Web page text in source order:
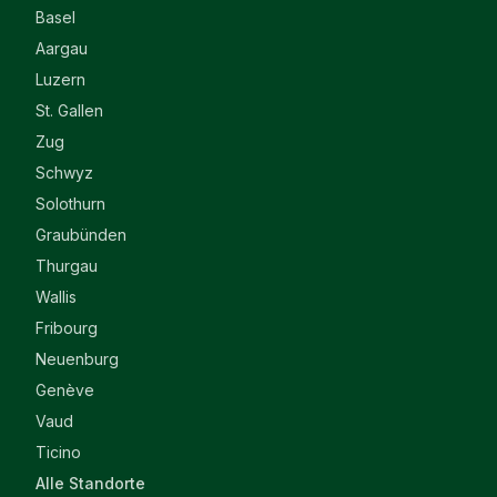
Basel
Aargau
Luzern
St. Gallen
Zug
Schwyz
Solothurn
Graubünden
Thurgau
Wallis
Fribourg
Neuenburg
Genève
Vaud
Ticino
Alle Standorte